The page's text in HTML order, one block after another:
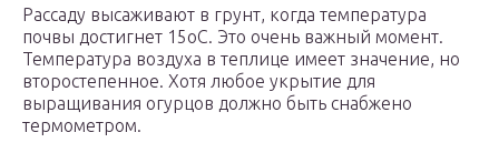
Рассаду высаживают в грунт, когда температура
почвы достигнет 15оС. Это очень важный момент.
Температура воздуха в теплице имеет значение, но
второстепенное. Хотя любое укрытие для
выращивания огурцов должно быть снабжено
термометром.